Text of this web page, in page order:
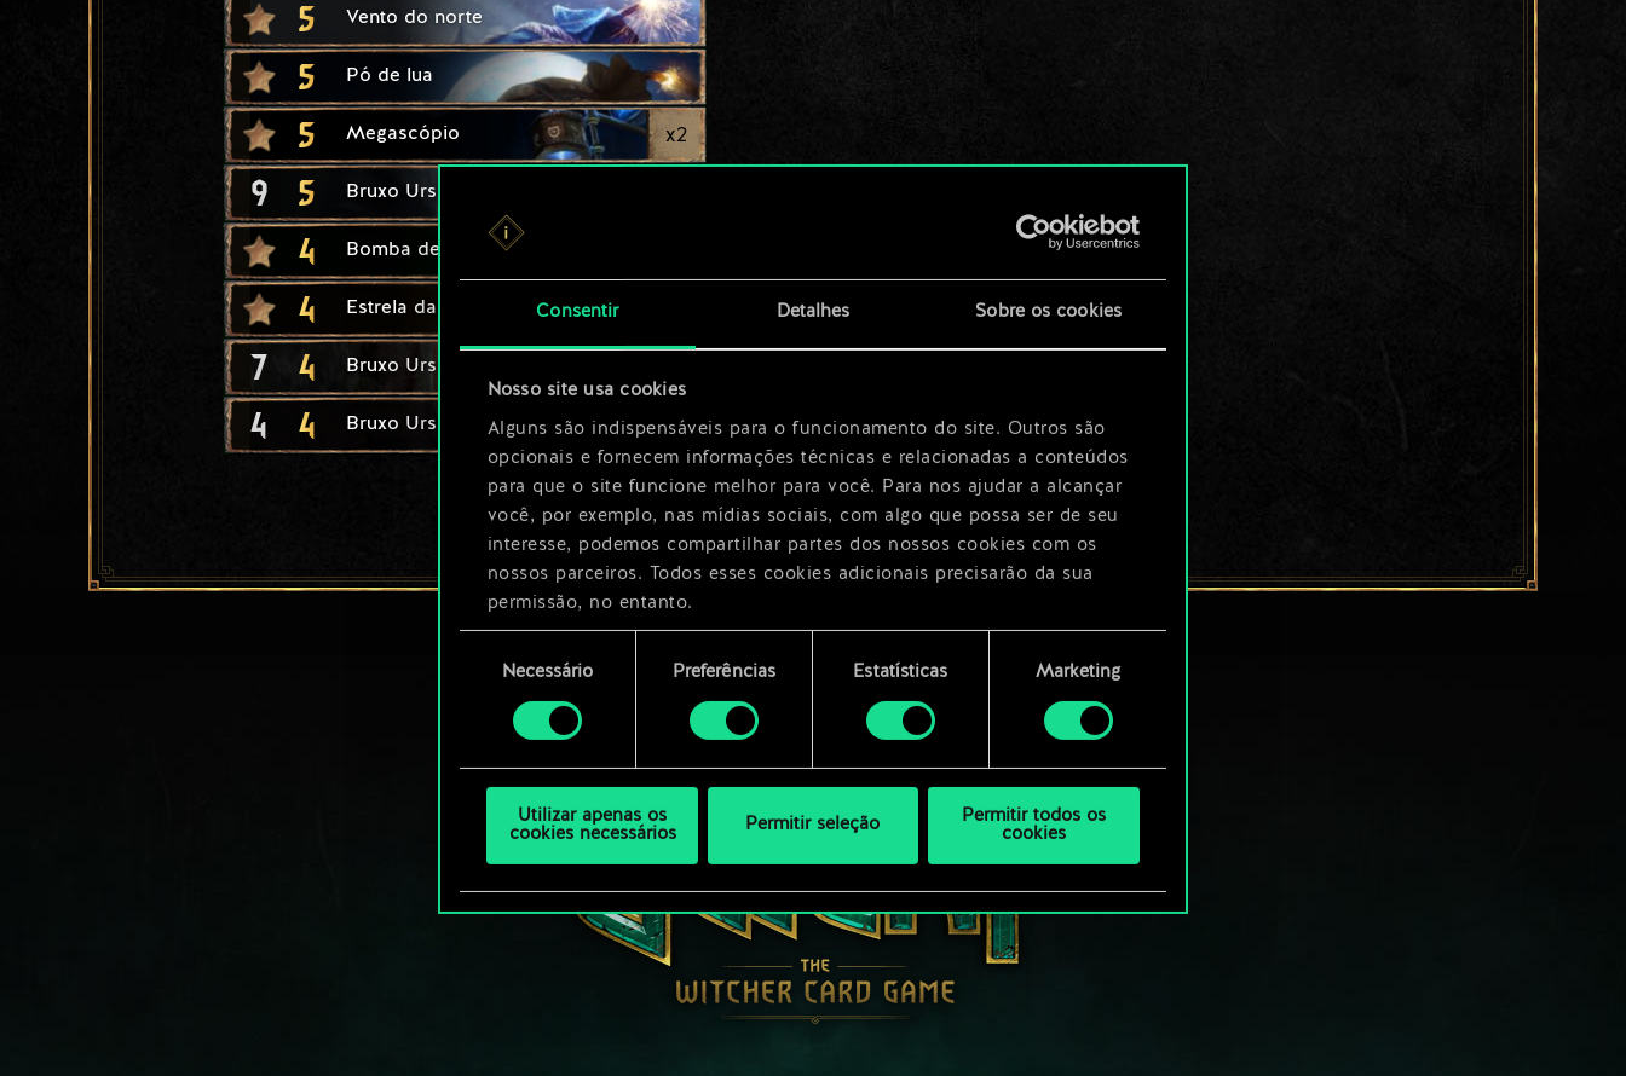
Consentir Detalhes Sobre os cookies
Nosso site usa cookies
Alguns são indispensáveis para o funcionamento do site. Outros são
opcionais e fornecem informações técnicas e relacionadas a conteúdos
para que o site funcione melhor para você. Para nos ajudar a alcançar
você, por exemplo, nas mídias sociais, com algo que possa ser de seu
interesse, podemos compartilhar partes dos nossos cookies com os
nossos parceiros. Todos esses cookies adicionais precisarão da sua
permissão, no entanto.
Você encontrará todos os detalhes sobre o uso de cookies e poderá
consentimento
Necessário Preferências Estatísticas Marketing
Utilizar apenas os
cookies necessários
Permitir seleção
Permitir todos os
cookies
5 Vento do norte
5 Pó de lua
5 Megascópio x2
9 5 Bruxo Urso
4 Bomba de Dimerítio
4 Estrela dançante
7 4 Bruxo Urso Adepto
4 4 Bruxo Urso Comandante